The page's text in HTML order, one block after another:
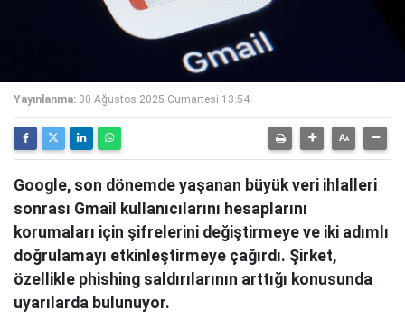
Yayınlanma: 30 Ağustos 2025 Cumartesi 13:54
Google, son dönemde yaşanan büyük veri ihlalleri
sonrası Gmail kullanıcılarını hesaplarını
korumaları için şifrelerini değiştirmeye ve iki adımlı
doğrulamayı etkinleştirmeye çağırdı. Şirket,
özellikle phishing saldırılarının arttığı konusunda
uyarılarda bulunuyor.